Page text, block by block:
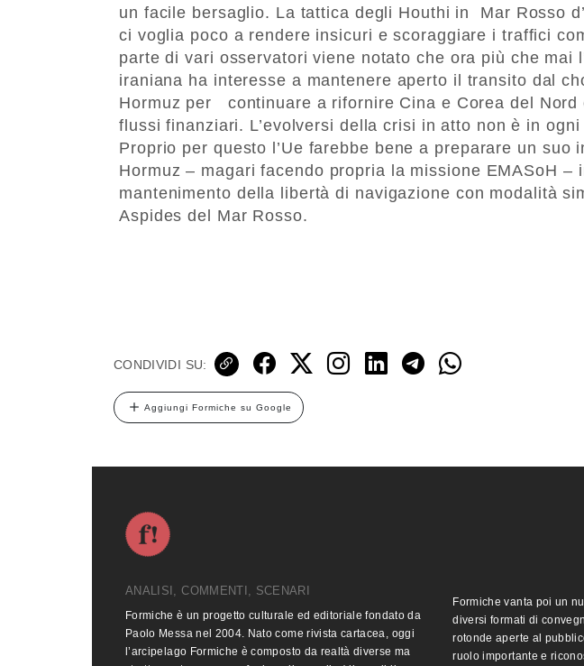
un facile bersaglio. La tattica degli Houthi in Mar Rosso
ci voglia poco a rendere insicuri e scoraggiare i traffici
parte di vari osservatori viene notato che ora più che mai
iraniana ha interesse a mantenere aperto il transito dal
Hormuz per continuare a rifornire Cina e Corea del Nord
flussi finanziari. L’evolversi della crisi in atto non è in
Proprio per questo l’Ue farebbe bene a preparare un suo
Hormuz – magari facendo propria la missione EMASoH –
mantenimento della libertà di navigazione con modalità
Aspides del Mar Rosso.
CONDIVIDI SU:
Aggiungi Formiche su Google
ANALISI, COMMENTI, SCENARI
Formiche è un progetto culturale ed editoriale fondato da
Paolo Messa nel 2004. Nato come rivista cartacea, oggi
l’arcipelago Formiche è composto da realtà diverse ma
Formiche vanta poi un
diversi formati di
rotonde aperte al
ruolo importante e